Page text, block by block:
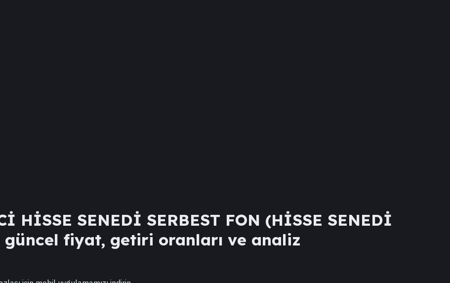
HİSSE SENEDİ SERBEST FON (HİSSE SENEDİ
güncel fiyat, getiri oranları ve analiz